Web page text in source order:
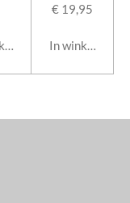
€ 19,95
In